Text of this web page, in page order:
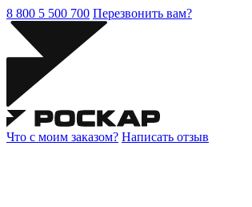
8 800 5 500 700 Перезвонить вам?
Что с моим заказом? Написать отзыв